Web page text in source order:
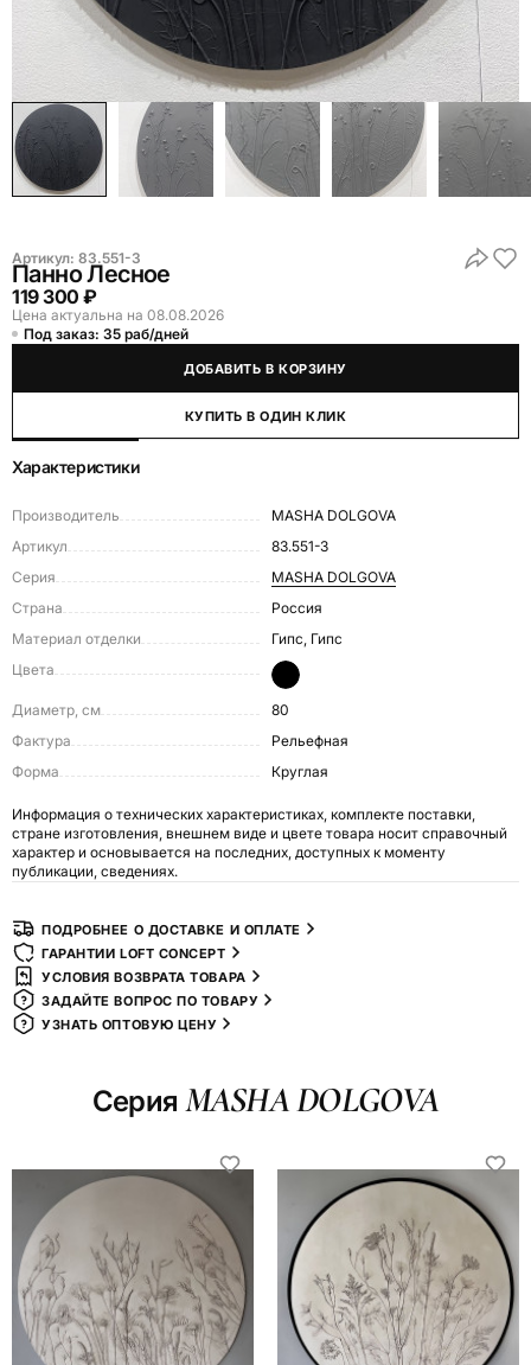
Артикул: 83.551-3
Панно Лесное
119 300 ₽
Цена актуальна на 08.08.2026
Под заказ: 35 раб/дней
ДОБАВИТЬ В КОРЗИНУ
КУПИТЬ В ОДИН КЛИК
Характеристики
Производитель
MASHA DOLGOVA
Артикул
83.551-3
Серия
MASHA DOLGOVA
Страна
Россия
Материал отделки
Гипс, Гипс
Цвета
Диаметр, см
80
Фактура
Рельефная
Форма
Круглая
Информация о технических характеристиках, комплекте поставки,
стране изготовления, внешнем виде и цвете товара носит справочный
характер и основывается на последних, доступных к моменту
публикации, сведениях.
ПОДРОБНЕЕ О ДОСТАВКЕ И ОПЛАТЕ
ГАРАНТИИ LOFT CONCEPT
УСЛОВИЯ ВОЗВРАТА ТОВАРА
ЗАДАЙТЕ ВОПРОС ПО ТОВАРУ
УЗНАТЬ ОПТОВУЮ ЦЕНУ
Серия MASHA DOLGOVA